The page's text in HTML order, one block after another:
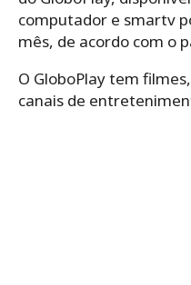
computador e smartv
mês, de acordo com o
O GloboPlay tem
canais de